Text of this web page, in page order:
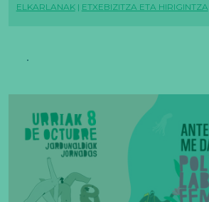
ELKARLANAK | ETXEBIZITZA ETA HIRIGINTZA